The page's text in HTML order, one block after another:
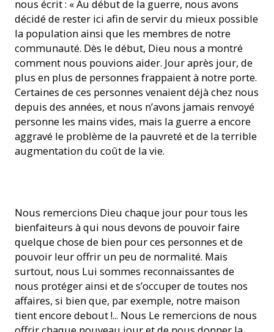
nous écrit : « Au début de la guerre, nous avons
décidé de rester ici afin de servir du mieux possible
la population ainsi que les membres de notre
communauté. Dès le début, Dieu nous a montré
comment nous pouvions aider. Jour après jour, de
plus en plus de personnes frappaient à notre porte.
Certaines de ces personnes venaient déjà chez nous
depuis des années, et nous n’avons jamais renvoyé
personne les mains vides, mais la guerre a encore
aggravé le problème de la pauvreté et de la terrible
augmentation du coût de la vie.
(Photo : ACN)
Nous remercions Dieu chaque jour pour tous les
bienfaiteurs à qui nous devons de pouvoir faire
quelque chose de bien pour ces personnes et de
pouvoir leur offrir un peu de normalité. Mais
surtout, nous Lui sommes reconnaissantes de
nous protéger ainsi et de s’occuper de toutes nos
affaires, si bien que, par exemple, notre maison
tient encore debout !... Nous Le remercions de nous